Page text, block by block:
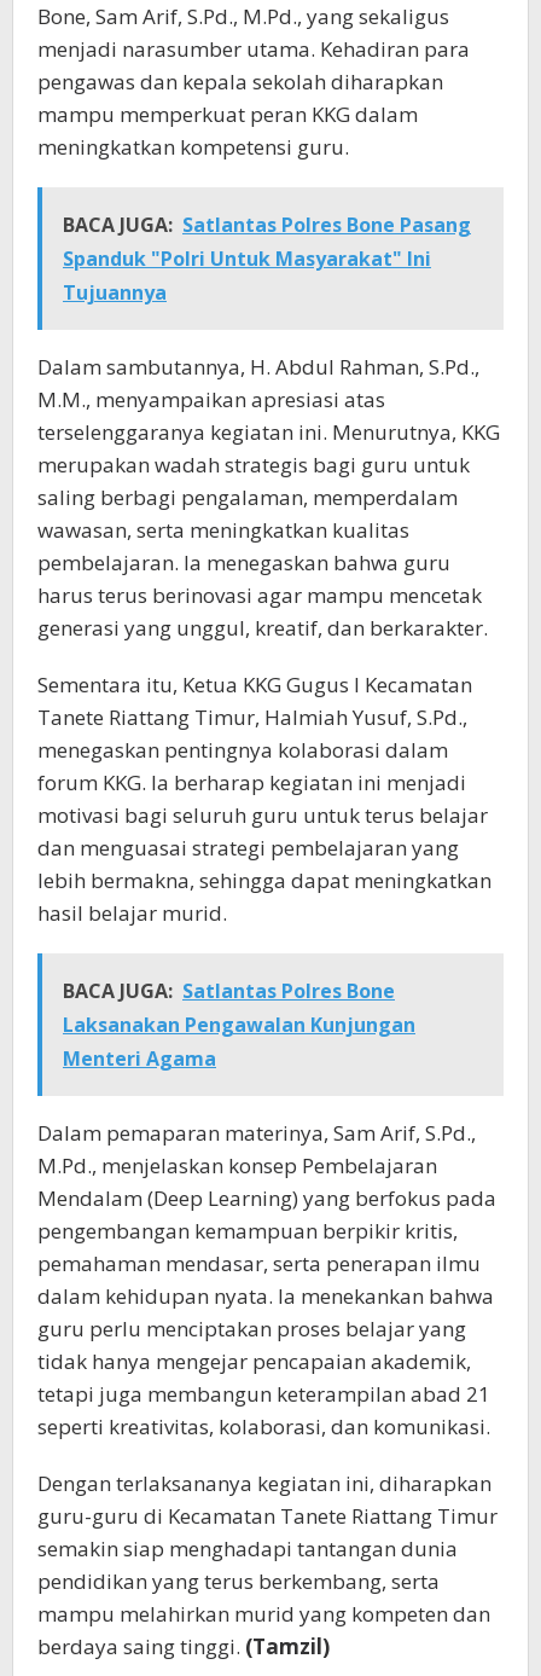
Bone, Sam Arif, S.Pd., M.Pd., yang sekaligus
menjadi narasumber utama. Kehadiran para
pengawas dan kepala sekolah diharapkan
mampu memperkuat peran KKG dalam
meningkatkan kompetensi guru.
BACA JUGA: Satlantas Polres Bone Pasang
Spanduk "Polri Untuk Masyarakat" Ini
Tujuannya
Dalam sambutannya, H. Abdul Rahman, S.Pd.,
M.M., menyampaikan apresiasi atas
terselenggaranya kegiatan ini. Menurutnya, KKG
merupakan wadah strategis bagi guru untuk
saling berbagi pengalaman, memperdalam
wawasan, serta meningkatkan kualitas
pembelajaran. Ia menegaskan bahwa guru
harus terus berinovasi agar mampu mencetak
generasi yang unggul, kreatif, dan berkarakter.
Sementara itu, Ketua KKG Gugus I Kecamatan
Tanete Riattang Timur, Halmiah Yusuf, S.Pd.,
menegaskan pentingnya kolaborasi dalam
forum KKG. Ia berharap kegiatan ini menjadi
motivasi bagi seluruh guru untuk terus belajar
dan menguasai strategi pembelajaran yang
lebih bermakna, sehingga dapat meningkatkan
hasil belajar murid.
BACA JUGA: Satlantas Polres Bone
Laksanakan Pengawalan Kunjungan
Menteri Agama
Dalam pemaparan materinya, Sam Arif, S.Pd.,
M.Pd., menjelaskan konsep Pembelajaran
Mendalam (Deep Learning) yang berfokus pada
pengembangan kemampuan berpikir kritis,
pemahaman mendasar, serta penerapan ilmu
dalam kehidupan nyata. Ia menekankan bahwa
guru perlu menciptakan proses belajar yang
tidak hanya mengejar pencapaian akademik,
tetapi juga membangun keterampilan abad 21
seperti kreativitas, kolaborasi, dan komunikasi.
Dengan terlaksananya kegiatan ini, diharapkan
guru-guru di Kecamatan Tanete Riattang Timur
semakin siap menghadapi tantangan dunia
pendidikan yang terus berkembang, serta
mampu melahirkan murid yang kompeten dan
berdaya saing tinggi. (Tamzil)